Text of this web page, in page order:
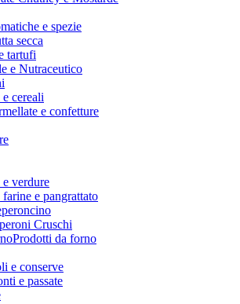
e spezie
secca
tartufi
e Nutraceutico
cereali
e confetture
verdure
farine e pangrattato
Cruschi
Prodotti da forno
e conserve
e passate